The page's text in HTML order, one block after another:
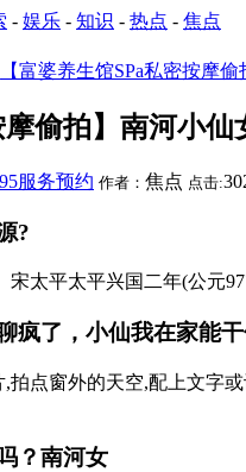
- 娱乐 - 知识 - 热点 - 焦点
【富婆养生馆SPa私密按摩
摩偷拍】南河小
服务预约 作者： 焦点 点击:
?
太平太平兴国二年(公元
疯了，小仙我在家能
拍点窗外的天空,配上文字
？南河女